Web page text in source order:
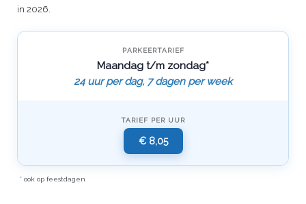
in 2026.
PARKEERTARIEF
Maandag t/m zondag*
24 uur per dag, 7 dagen per week
TARIEF PER UUR
€ 8,05
* ook op feestdagen